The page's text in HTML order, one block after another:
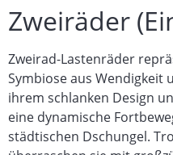
Zweiräder
Zweirad-Lastenräder
Symbiose aus
ihrem schlanken Design
eine dynamische
städtischen Dschungel.